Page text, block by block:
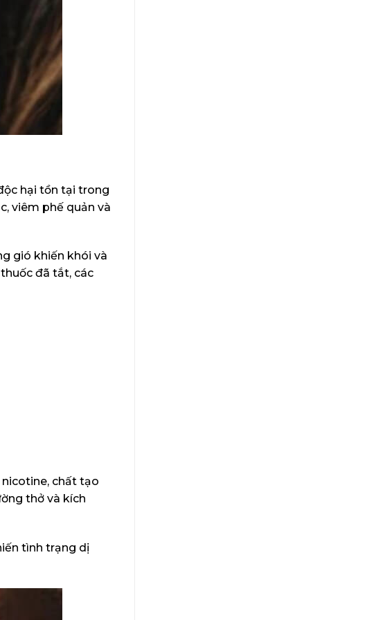
hại tồn tại trong
viêm phế quản và
gió khiến khói và
đã tắt, các
chất tạo
thở và kích
tình trạng dị